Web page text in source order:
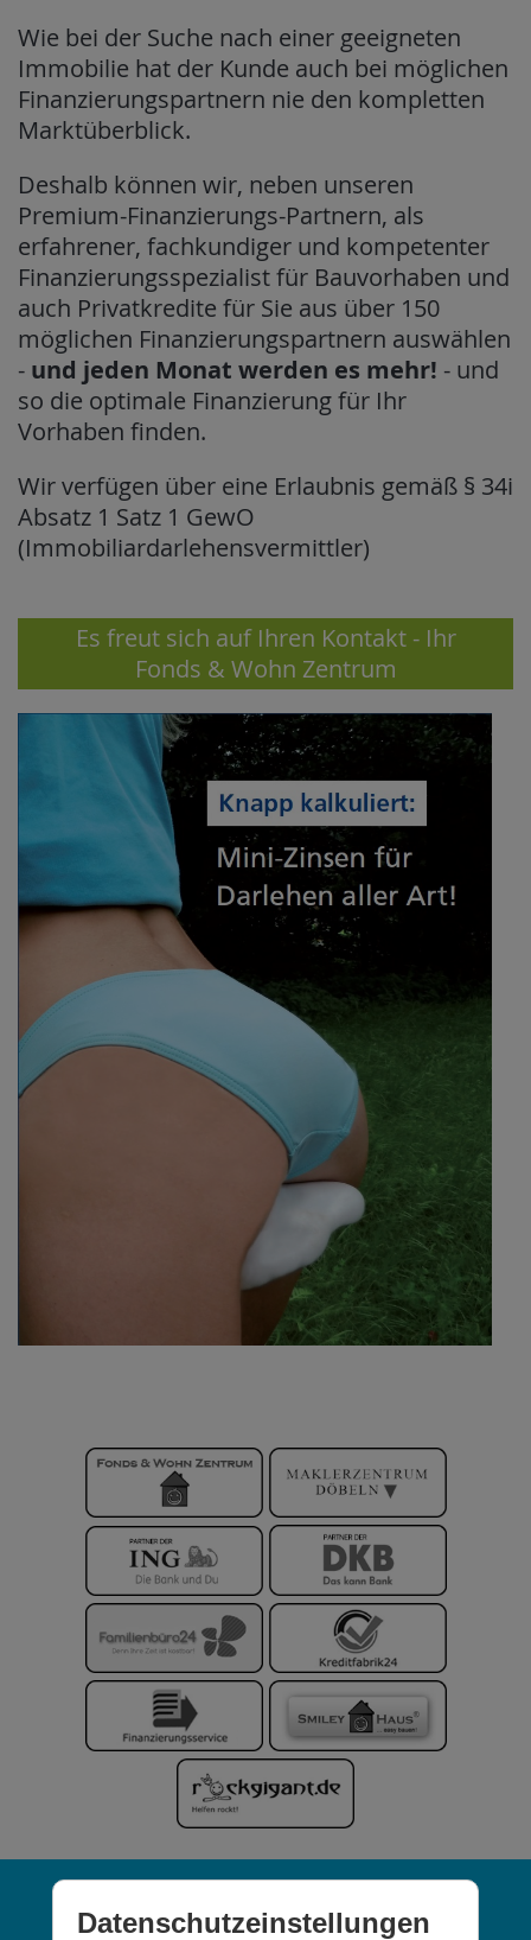
Wie bei der Suche nach einer geeigneten
Immobilie hat der Kunde auch bei möglichen
Finanzierungspartnern nie den kompletten
Marktüberblick.
Deshalb können wir, neben unseren
Premium-Finanzierungs-Partnern, als
erfahrener, fachkundiger und kompetenter
Finanzierungsspezialist für Bauvorhaben und
auch Privatkredite für Sie aus über 150
möglichen Finanzierungspartnern auswählen
- und jeden Monat werden es mehr! - und
so die optimale Finanzierung für Ihr
Vorhaben finden.
Wir verfügen über eine Erlaubnis gemäß § 34i
Absatz 1 Satz 1 GewO
(Immobiliardarlehensvermittler)
Es freut sich auf Ihren Kontakt - Ihr
Fonds & Wohn Zentrum
Datenschutz
Datenschutzeinstellungen